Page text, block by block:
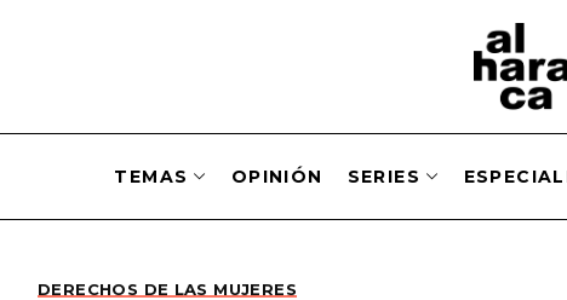
TEMAS OPINIÓN SERIES
DERECHOS DE LAS MUJERES